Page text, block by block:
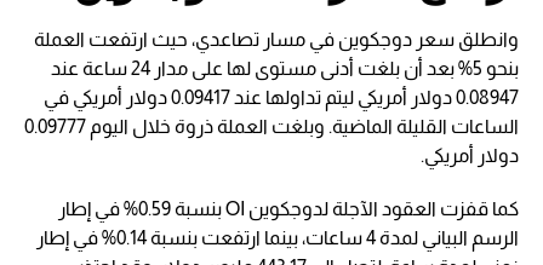
وانطلق سعر دوجكوين في مسار تصاعدي، حيث ارتفعت العملة
بنحو 5% بعد أن بلغت أدنى مستوى لها على مدار 24 ساعة عند
0.08947 دولار أمريكي ليتم تداولها عند 0.09417 دولار أمريكي في
الساعات القليلة الماضية. وبلغت العملة ذروة خلال اليوم 0.09777
دولار أمريكي.
كما قفزت العقود الآجلة لدوجكوين OI بنسبة 0.59% في إطار
الرسم البياني لمدة 4 ساعات، بينما ارتفعت بنسبة 0.14% في إطار